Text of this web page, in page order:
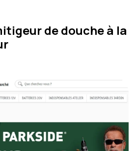
de douche à la